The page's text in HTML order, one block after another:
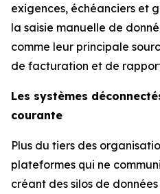
exigences, échéanciers et
la saisie manuelle de
comme leur principale
de facturation et de
Les systèmes
courante
Plus du tiers des
plateformes qui ne
créant des silos de